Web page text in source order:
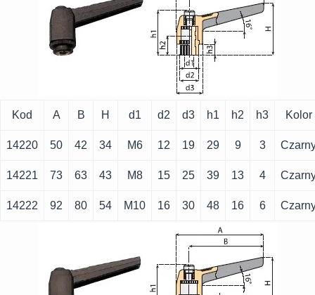
Kod A B H d1 d2 d3 h1 h2 h3 Kolor
14220 50 42 34 M6 12 19 29 9 3
14221 73 63 43 M8 15 25 39 13 4
14222 92 80 54 M10 16 30 48 16 6